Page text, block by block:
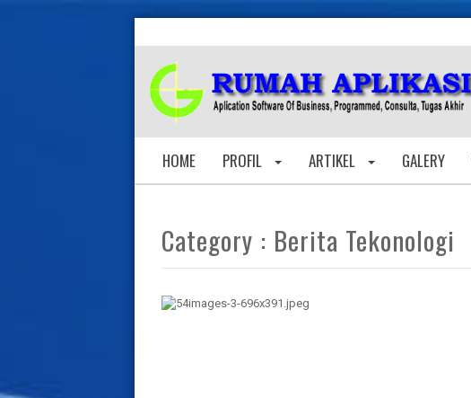
HOME PROFIL ARTIKEL GALERY
Category : Berita Tekonologi